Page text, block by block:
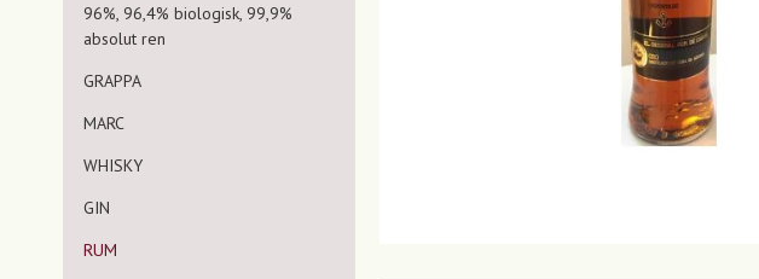
96%, 96,4% biologisk, 99,9%
absolut ren
GRAPPA
MARC
WHISKY
GIN
RUM